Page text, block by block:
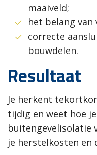
maaiveld;
het belang van
correcte
bouwdelen.
Resultaat
Je herkent
tijdig en weet hoe
buitengevelisolatie
je herstelkosten en